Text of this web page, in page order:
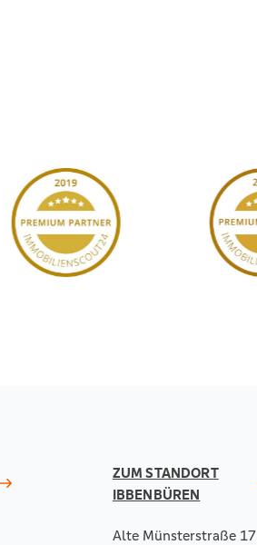
ZUM STANDORT
IBBENBÜREN
Alte Münsterstraße 17